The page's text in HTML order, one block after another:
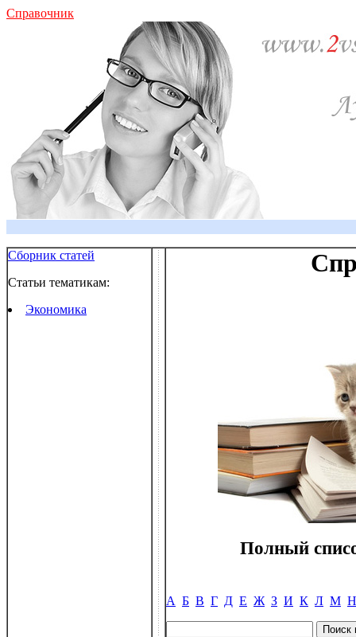
Справочник
Сборник статей
Статьи тематикам:
Экономика
Полный
А Б В Г Д Е Ж З И К Л М Н